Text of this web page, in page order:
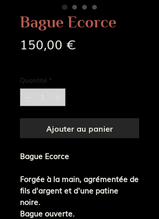
Bague Ecorce
150,00 €
Quantité *
Ajouter au panier
Bague Ecorce
Forgée à la main, agrémentée de
fils d'argent et d'une patine
noire.
Bague ouverte.